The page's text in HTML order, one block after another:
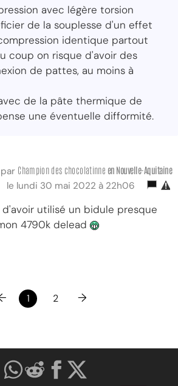
avec légère torsion
de la souplesse d'un effet
identique partout
coup on risque d'avoir des
de pattes, au moins à
de la pâte thermique de
une éventuelle difformité.
par Champion des chocolatinne en Nouvelle-Aquitaine
le lundi 30 mai 2022 à 22h06
d'avoir utilisé un bidule presque
4790k delead
1 2 →